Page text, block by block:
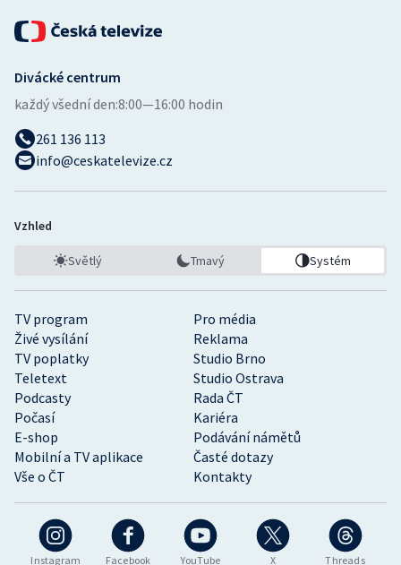
Instagram Facebook YouTube X Threads
TV program
Pro média
Živé vysílání
Reklama
TV poplatky
Studio Brno
Teletext
Studio Ostrava
Podcasty
Rada ČT
Počasí
Kariéra
E-shop
Podávání námětů
Mobilní a TV aplikace
Časté dotazy
Vše o ČT
Kontakty
Divácké centrum
každý všední den:8:00—16:00 hodin
261 136 113
info@ceskatelevize.cz
Vzhled
Světlý Tmavý Systém